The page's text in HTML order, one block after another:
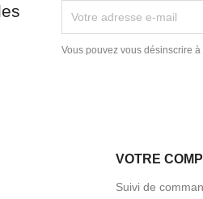
Vous pouvez vous désinscrire à
VOTRE
Suivi de